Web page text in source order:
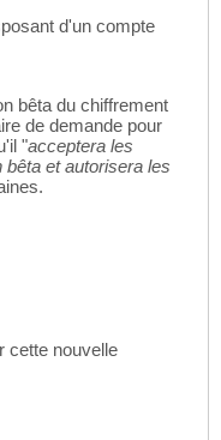
d'un compte
bêta du chiffrement
de demande pour
"acceptera les
et autorisera les
cette nouvelle